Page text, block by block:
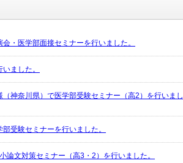
・医学部面接セミナーを行いました。
ました。
神奈川県）で医学部受験セミナー（高2）を行いまし
受験セミナーを行いました。
論文対策セミナー（高3・2）を行いました。